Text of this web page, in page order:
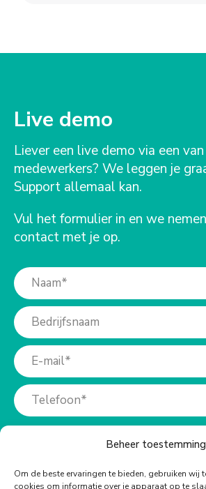
Beheer toestemming
Om de beste ervaringen te bieden, gebruiken wij
cookies om informatie over je apparaat op te
Live demo
Liever een live demo via een
medewerkers? We leggen je
Support allemaal kan.
Vul het formulier in en we
contact met je op.